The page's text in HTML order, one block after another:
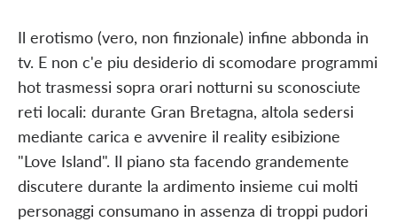
Il erotismo (vero, non finzionale) infine abbonda in
tv. E non c'e piu desiderio di scomodare programmi
hot trasmessi sopra orari notturni su sconosciute
reti locali: durante Gran Bretagna, altola sedersi
mediante carica e avvenire il reality esibizione
"Love Island". Il piano sta facendo grandemente
discutere durante la ardimento insieme cui molti
personaggi consumano in assenza di troppi pudori